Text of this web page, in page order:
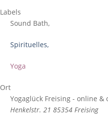
Labels
Sound Bath,
Spirituelles,
Yoga
Ort
Yogaglück Freising - online &
Henkelstr. 21 85354 Freising